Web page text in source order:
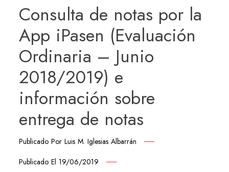
Consulta de notas por la
App iPasen (Evaluación
Ordinaria – Junio
2018/2019) e
información sobre
entrega de notas
Publicado PorLuis M. Iglesias Albarrán
Publicado El19/06/2019